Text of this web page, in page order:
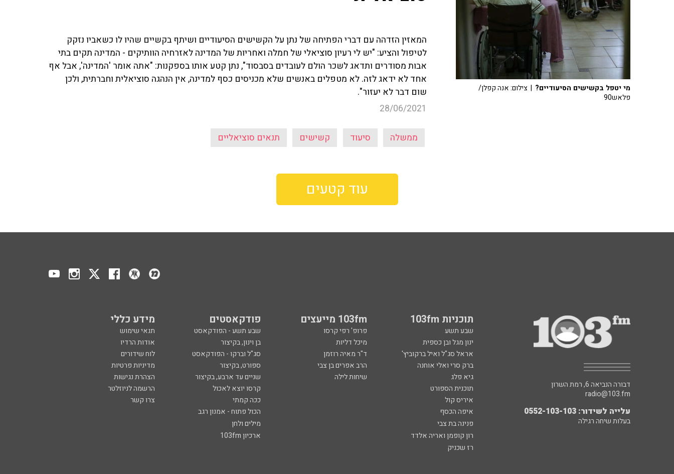
המאזין הזדהה עם דברי הפתיחה של נתן על הקשישים הסיעודיים ושיתף בקשיים שהיו לו כשאביו נזקק
לטיפול והציע: "יש לי רעיון סוציאלי של חמלה ואחריות של המדינה לאזרחיה הוותיקים - המדינה תקים בתי
אבות מסודרים ותדאג לשכר הולם לעובדים בסבסוד", נתן קטע אותו בספקנות: "אתה אומר 'המדינה', אבל אף
אחד לא ידאג לזה. לא מטפלים באנשים שלא מכניסים כסף למדינה, אין הנהגה סוציאלית וחברתית, ולכן
שום דבר לא יעזור".
28/06/2021
ממשלה סיעוד קשישים תנאים סוציאליים
מי יטפל בקשישים הסיעודיים? | צילום: אנה קפלן/
פלאש90
עוד קטעים
תוכניות 103fm 103fm מייעצים פודקאסטים מידע כללי
שבע תשע פרופ' רפי קרסו שבע תשע - הפודקאסט
תנאי שימוש
ינון מגל ובן כספית
מיכל דליות בן וינון, בקיצור
אודות הרדיו
אראל סג"ל ואיל ברקוביץ'
ד"ר מאיה רוזמן סג"ל וברקו - הפודקאסט
לוח שידורים
ברק סרי ואלי אוחנה
הרב אפרים בן צבי ספורט, בקיצור
מדיניות פרטיות
גיא פלג
שיחות לילה שניים עד ארבע, בקיצור
הצהרת נגישות
תוכנית הספורט
קרסו יוצא לאכול
הרשמה לניוזלטר
איריס קול
ככה קמתי
צרו קשר
איפה הכסף
הכול פתוח - אמנון רגב
פנינה בת צבי
מילים ולחן
רון קופמן ואריה אלדד
ארכיון 103fm
רז שכניק
דבורה הנביאה 6, רמת השרון
radio@103.fm
עלייה לשידור: 0552-103-103
בעלות שיחה רגילה